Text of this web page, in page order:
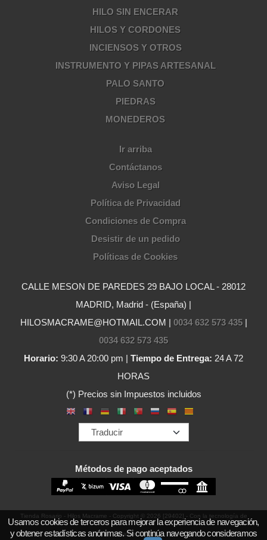
HILO SIN ENCERAR
HILOS Y CORDONES
INCIENSOS Y OTROS
INSTRUMENTO Y PIPAS ARTESANAL
PALO SANTO
PIEDRAS
MONEDEROS
Ir arriba
Contáctanos
Aviso Legal
Política de Privacidad
Condiciones de Compra
Desistir de un pedido
Políticas de Cookies
CALLE MESON DE PAREDES 29 BAJO LOCAL - 28012
MADRID, Madrid - (España) |
HILOSMACRAME@HOTMAIL.COM | 0034 632 573 435|
0034 632 573 435
Horario: 9:30 A 20:00 pm | Tiempo de Entrega: 24 A 72
HORAS
(*) Precios sin Impuestos incluidos
Métodos de pago aceptados
Tienda Rosario - Hilos Macrame - Copyright © 2026 [29402] - Con la tecnología de
Palbin.com
Usamos cookies de terceros para mejorar la experiencia de navegación,
y obtener estadísticas anónimas. Si continúa navegando consideramos